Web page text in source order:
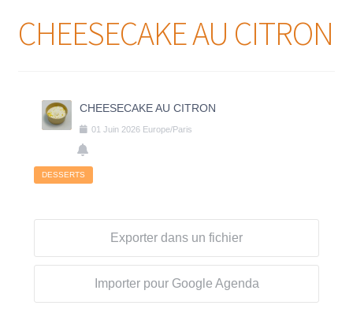
CHEESECAKE AU CITRON
CHEESECAKE AU CITRON
01 Juin 2026 Europe/Paris
DESSERTS
Exporter dans un fichier
Importer pour Google Agenda